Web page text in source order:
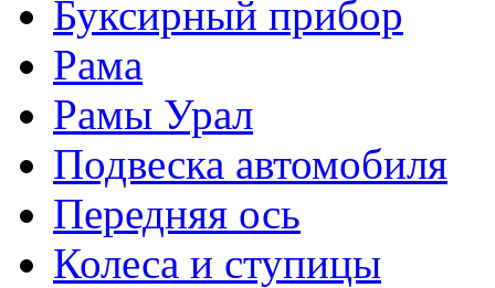
Буксирный прибор
Рама
Рамы Урал
Подвеска автомобиля
Передняя ось
Колеса и ступицы